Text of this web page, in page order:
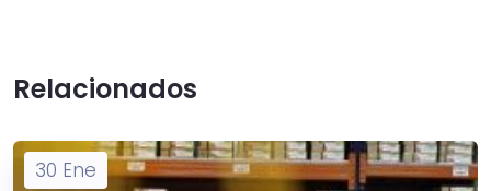
Relacionados
30 Ene